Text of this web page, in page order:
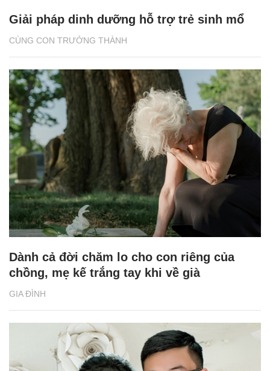
CÙNG CON TRƯỞNG THÀNH
Giải pháp dinh dưỡng hỗ trợ trẻ sinh mổ
GIA ĐÌNH
Dành cả đời chăm lo cho con riêng của
chồng, mẹ kế trắng tay khi về già